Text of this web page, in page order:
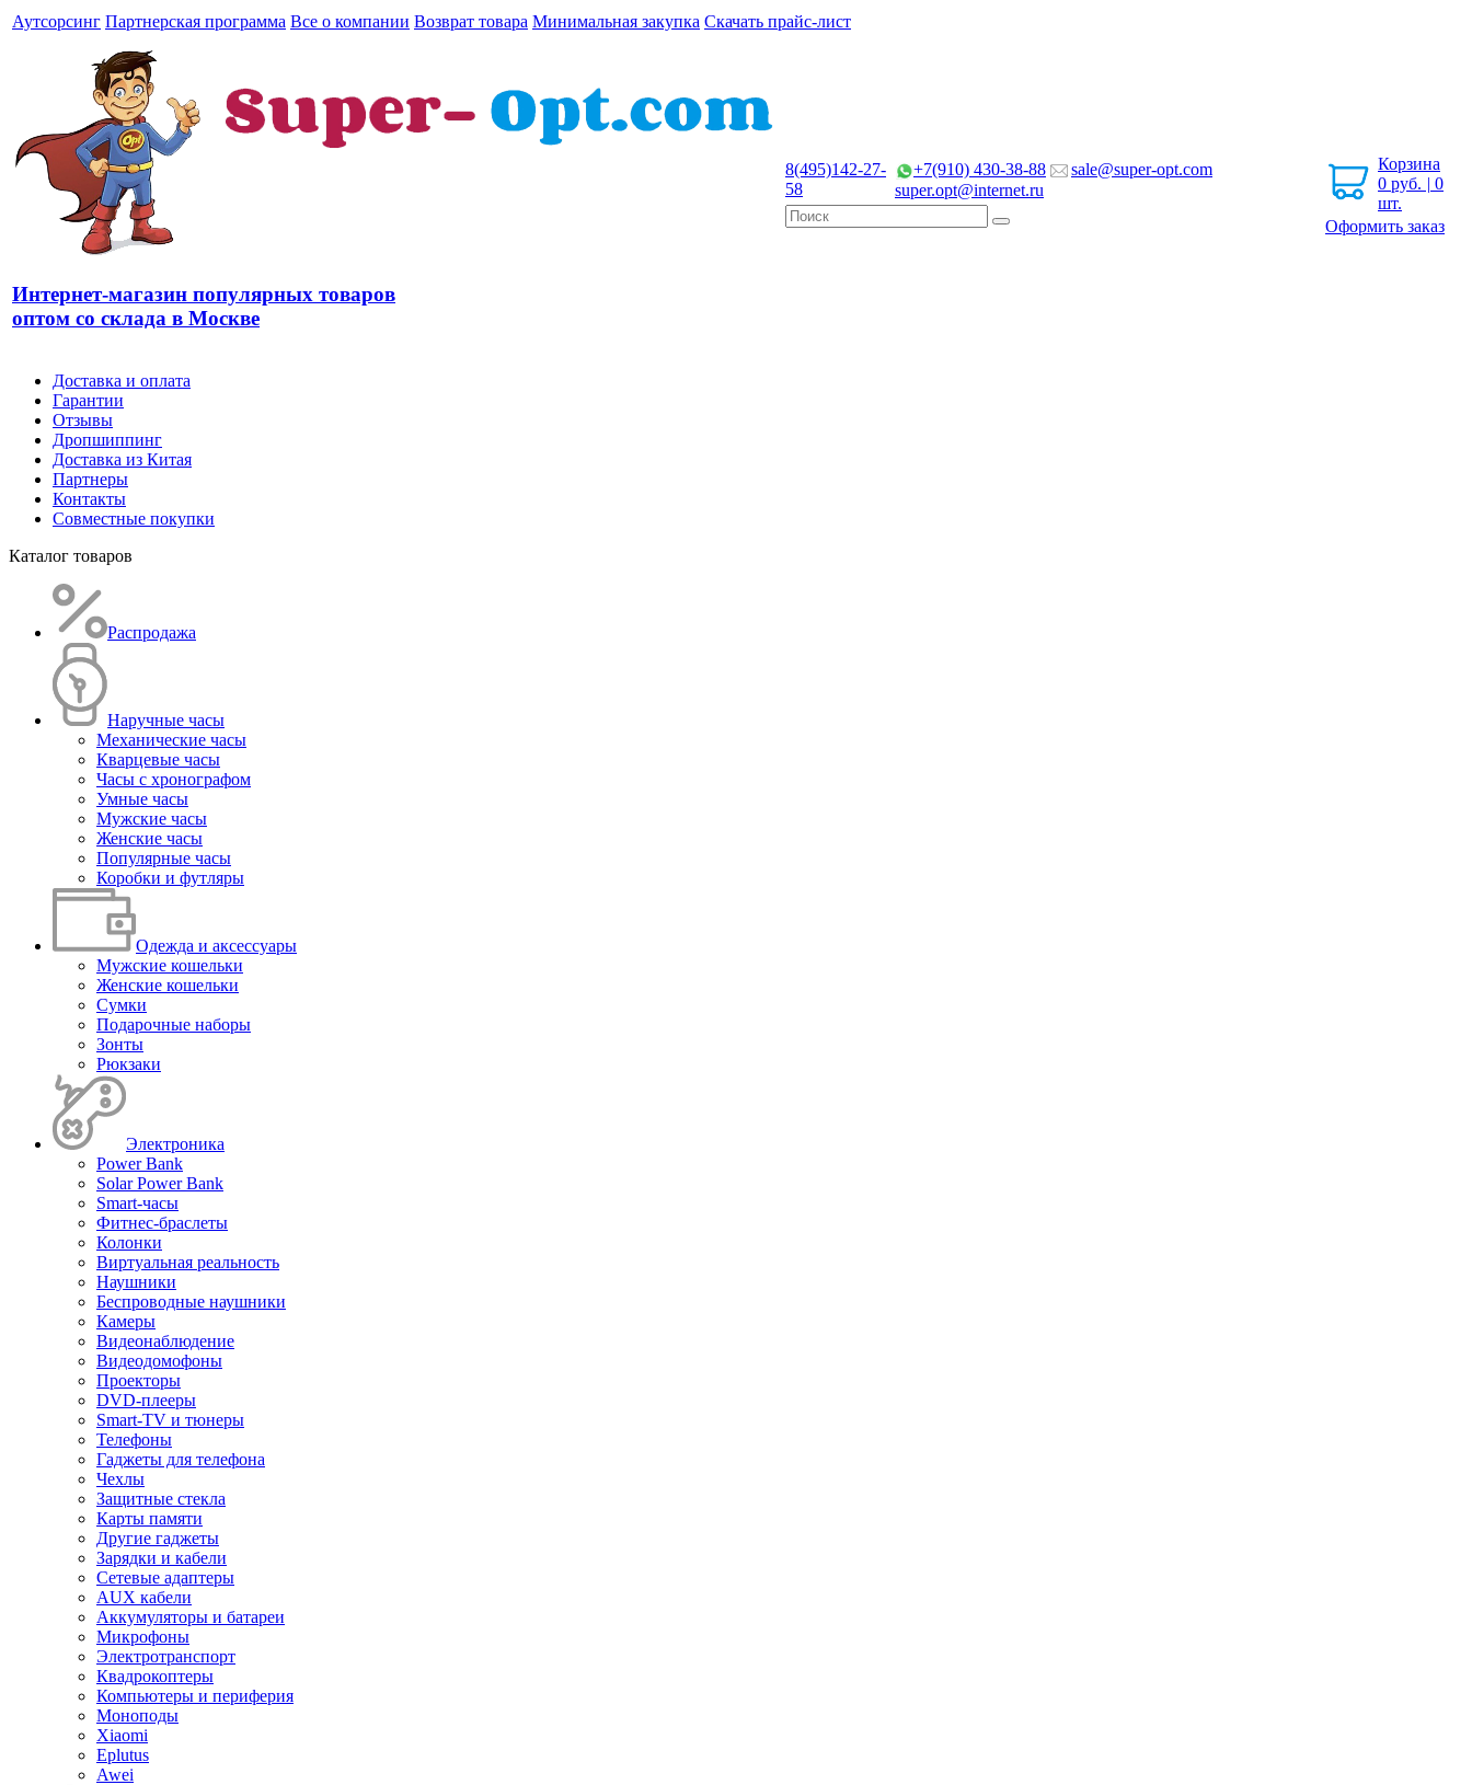
Аутсорсинг Партнерская программа Все о компании Возврат товара Минимальная закупка Скачать прайс-лист
Интернет-магазин популярных товаров
оптом со склада в Москве
8(495)142-27-
58
+7(910) 430-38-88
sale@super-opt.com
super.opt@internet.ru
Корзина
0 руб. | 0
шт.
Оформить заказ
Доставка и оплата
Гарантии
Отзывы
Дропшиппинг
Доставка из Китая
Партнеры
Контакты
Совместные покупки
Каталог товаров
Распродажа
Наручные часы
Механические часы
Кварцевые часы
Часы с хронографом
Умные часы
Мужские часы
Женские часы
Популярные часы
Коробки и футляры
Одежда и аксессуары
Мужские кошельки
Женские кошельки
Сумки
Подарочные наборы
Зонты
Рюкзаки
Электроника
Power Bank
Solar Power Bank
Smart-часы
Фитнес-браслеты
Колонки
Виртуальная реальность
Наушники
Беспроводные наушники
Камеры
Видеонаблюдение
Видеодомофоны
Проекторы
DVD-плееры
Smart-TV и тюнеры
Телефоны
Гаджеты для телефона
Чехлы
Защитные стекла
Карты памяти
Другие гаджеты
Зарядки и кабели
Сетевые адаптеры
AUX кабели
Аккумуляторы и батареи
Микрофоны
Электротранспорт
Квадрокоптеры
Компьютеры и периферия
Моноподы
Xiaomi
Eplutus
Awei